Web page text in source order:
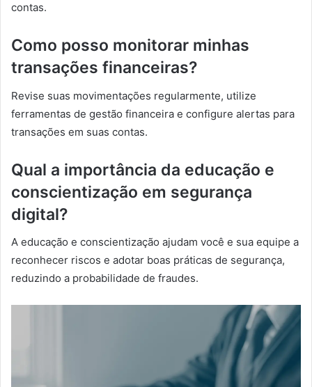
contas.
Como posso monitorar minhas
transações financeiras?
Revise suas movimentações regularmente, utilize
ferramentas de gestão financeira e configure alertas para
transações em suas contas.
Qual a importância da educação e
conscientização em segurança
digital?
A educação e conscientização ajudam você e sua equipe a
reconhecer riscos e adotar boas práticas de segurança,
reduzindo a probabilidade de fraudes.